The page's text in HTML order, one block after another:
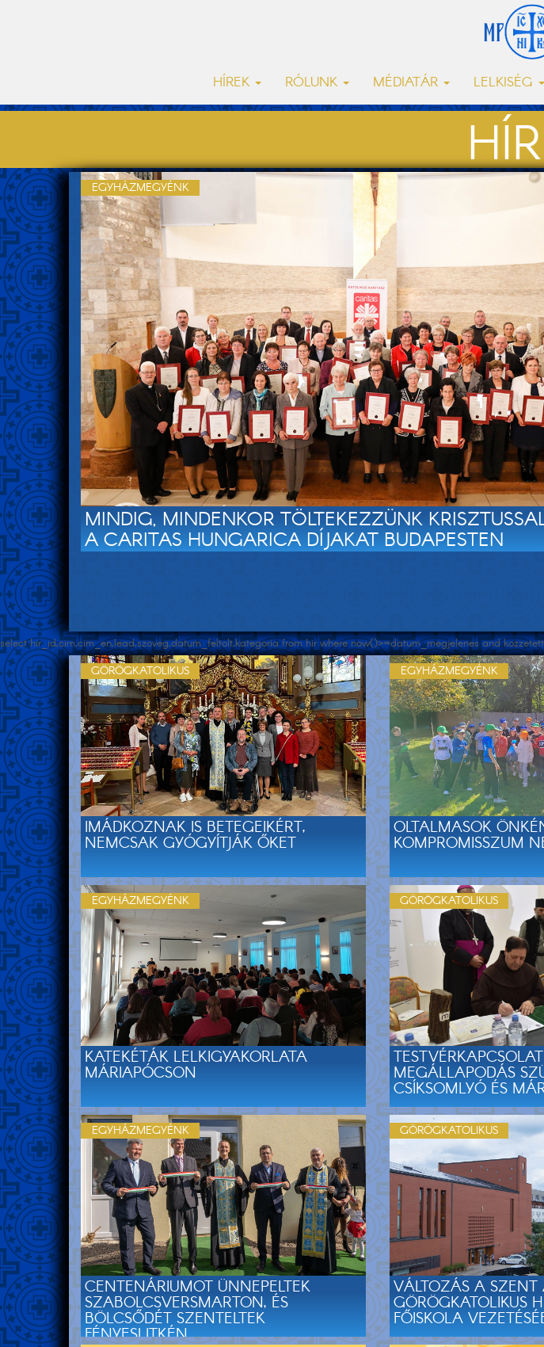
HÍREK RÓLUNK MÉDIATÁR LELKISÉG
MINDIG, MINDENKOR TÖLTEKEZZÜNK
A CARITAS HUNGARICA DÍJAKAT BUDAPESTEN
EGYHÁZMEGYÉNK
select hir_id,cim,cim_en,lead,szoveg,datum_feltolt,kategoria from hir where now()>=datum_megjelenes and
IMÁDKOZNAK IS BETEGEIKÉRT,
NEMCSAK GYÓGYÍTJÁK ŐKET
GÖRÖGKATOLIKUS
OLTALMASOK
KOMPROMISSZUM
EGYHÁZMEGYÉNK
KATEKÉTÁK LELKIGYAKORLATA
MÁRIAPÓCSON
EGYHÁZMEGYÉNK
MEGÁLLAPODÁS
CSÍKSOMLYÓ ÉS
GÖRÖGKATOLIKUS
CENTENÁRIUMOT ÜNNEPELTEK
SZABOLCSVERSMARTON, ÉS
BÖLCSŐDÉT SZENTELTEK
FÉNYESLITKÉN
EGYHÁZMEGYÉNK
VÁLTOZÁS A
GÖRÖGKATOLIKUS
FŐISKOLA
GÖRÖGKATOLIKUS